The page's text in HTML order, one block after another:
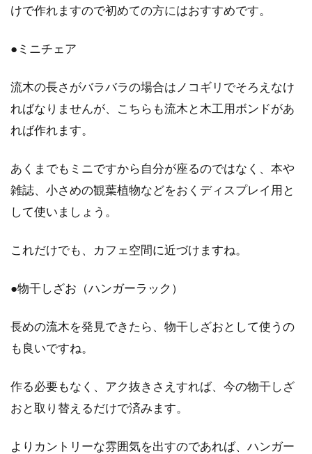
けで作れますので初めての方にはおすすめです。
●ミニチェア
流木の長さがバラバラの場合はノコギリでそろえなけ
ればなりませんが、こちらも流木と木工用ボンドがあ
れば作れます。
あくまでもミニですから自分が座るのではなく、本や
雑誌、小さめの観葉植物などをおくディスプレイ用と
して使いましょう。
これだけでも、カフェ空間に近づけますね。
●物干しざお（ハンガーラック）
長めの流木を発見できたら、物干しざおとして使うの
も良いですね。
作る必要もなく、アク抜きさえすれば、今の物干しざ
おと取り替えるだけで済みます。
よりカントリーな雰囲気を出すのであれば、ハンガー